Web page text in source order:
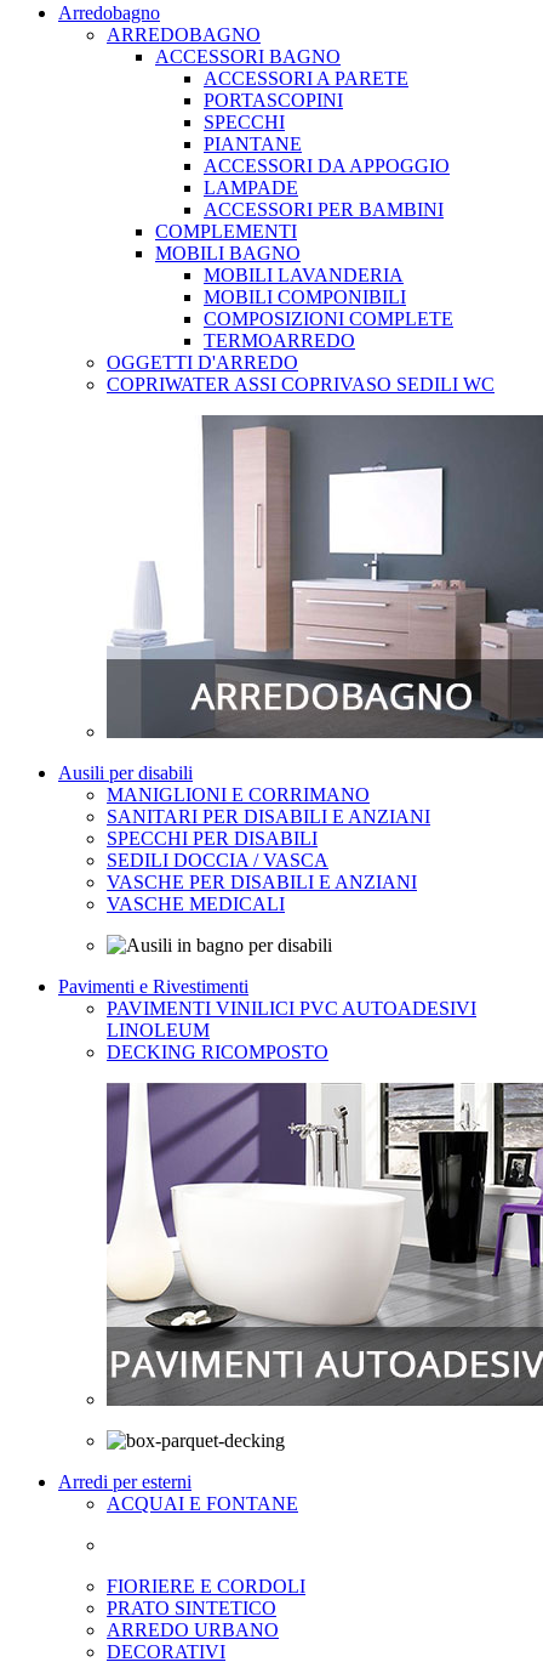
Arredobagno
ARREDOBAGNO
ACCESSORI BAGNO
ACCESSORI A PARETE
PORTASCOPINI
SPECCHI
PIANTANE
ACCESSORI DA APPOGGIO
LAMPADE
ACCESSORI PER BAMBINI
COMPLEMENTI
MOBILI BAGNO
MOBILI LAVANDERIA
MOBILI COMPONIBILI
COMPOSIZIONI COMPLETE
TERMOARREDO
OGGETTI D'ARREDO
COPRIWATER ASSI COPRIVASO SEDILI WC
Ausili per disabili
MANIGLIONI E CORRIMANO
SANITARI PER DISABILI E ANZIANI
SPECCHI PER DISABILI
SEDILI DOCCIA / VASCA
VASCHE PER DISABILI E ANZIANI
VASCHE MEDICALI
Pavimenti e Rivestimenti
PAVIMENTI VINILICI PVC AUTOADESIVI
LINOLEUM
DECKING RICOMPOSTO
Arredi per esterni
ACQUAI E FONTANE
FIORIERE E CORDOLI
PRATO SINTETICO
ARREDO URBANO
DECORATIVI